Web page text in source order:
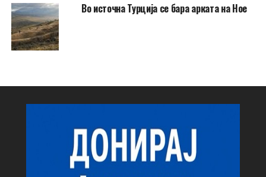
Во источна Турција се бара арката на Ное